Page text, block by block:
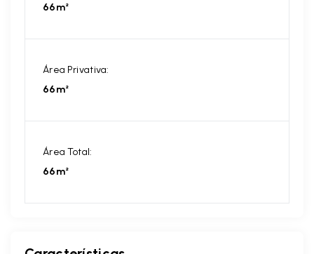
66m²
Área Privativa:
66m²
Área Total:
66m²